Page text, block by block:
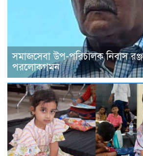
সমাজসেবা উপ-পরিচালক নিবাস
পরলোকগমন